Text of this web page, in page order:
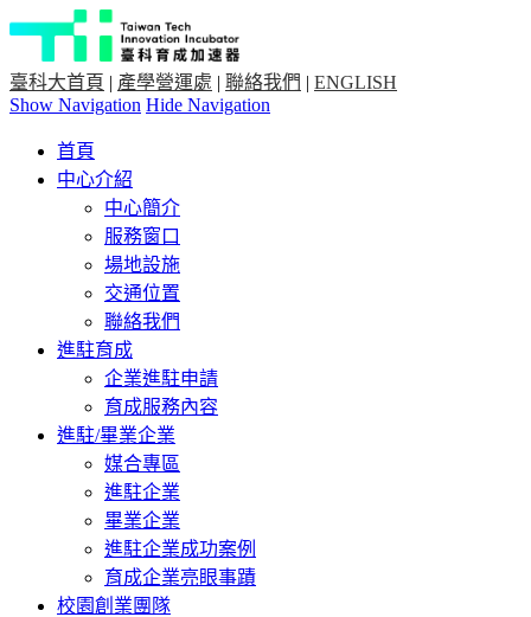
臺科大首頁 | 產學營運處 | 聯絡我們 | ENGLISH
Show Navigation Hide Navigation
首頁
中心介紹
中心簡介
服務窗口
場地設施
交通位置
聯絡我們
進駐育成
企業進駐申請
育成服務內容
進駐/畢業企業
媒合專區
進駐企業
畢業企業
進駐企業成功案例
育成企業亮眼事蹟
校園創業團隊